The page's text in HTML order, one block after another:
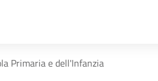
Primaria e dell'Infanzia